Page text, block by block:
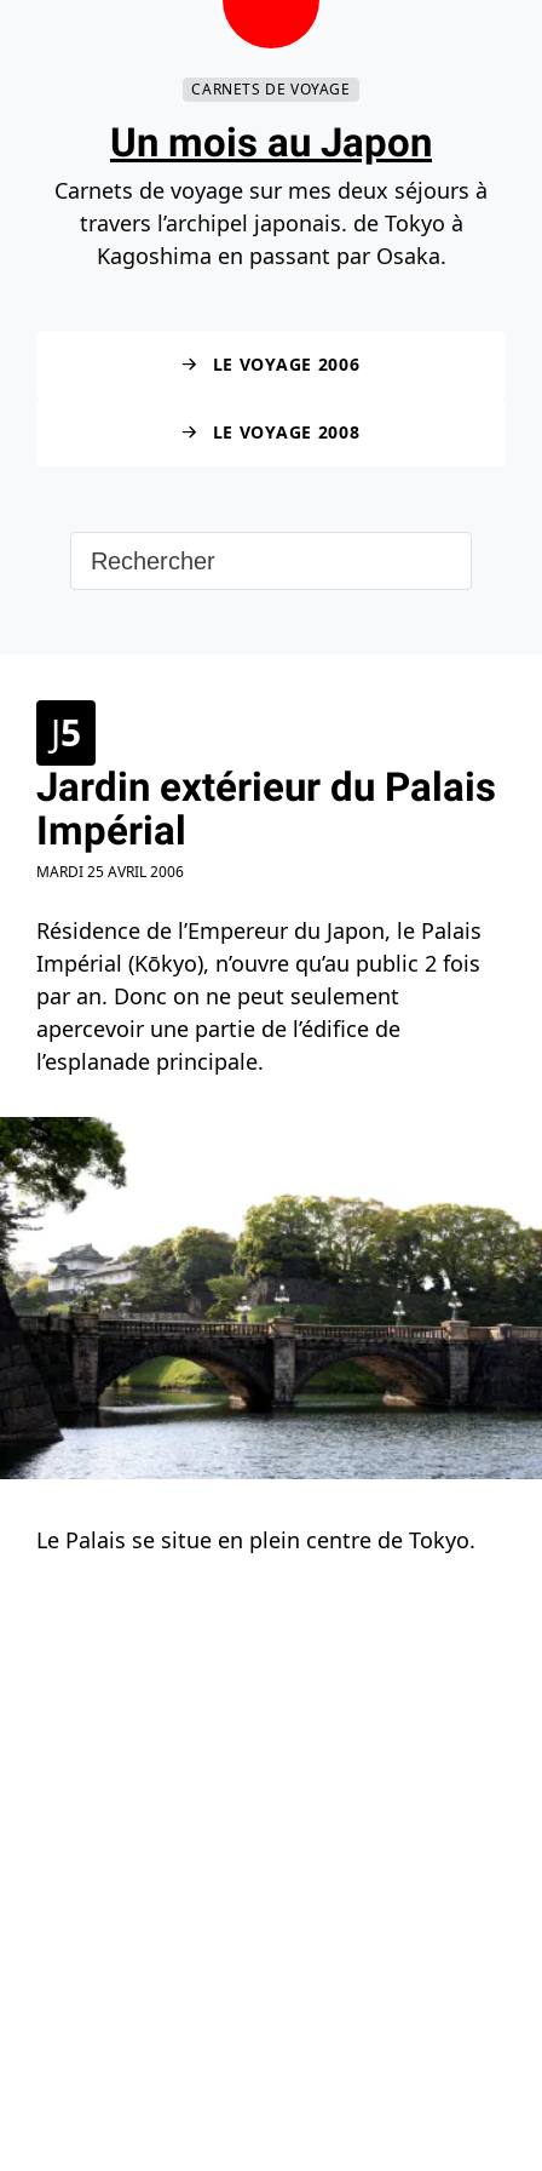
Navigation principale
Accéder au bas de la page
CARNETS DE VOYAGE
Un mois au Japon
Carnets de voyage sur mes deux séjours à
travers l’archipel japonais. de Tokyo à
Kagoshima en passant par Osaka.
LE VOYAGE 2006
LE VOYAGE 2008
J5
Jardin extérieur du Palais
Impérial
MARDI 25 AVRIL 2006
Résidence de l’Empereur du Japon, le Palais
Impérial (Kōkyo), n’ouvre qu’au public 2 fois
par an. Donc on ne peut seulement
apercevoir une partie de l’édifice de
l’esplanade principale.
Le Palais se situe en plein centre de Tokyo.